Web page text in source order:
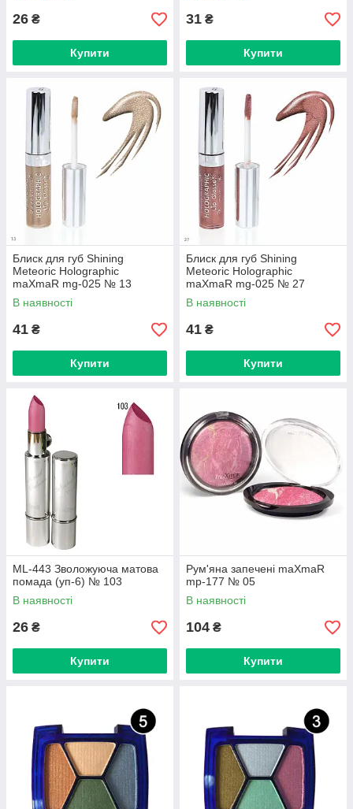
26 ₴
Купити
31 ₴
Купити
Блиск для губ Shining
Meteoric Holographic
maXmaR mg-025 № 13
В наявності
41 ₴
Купити
Блиск для губ Shining
Meteoric Holographic
maXmaR mg-025 № 27
В наявності
41 ₴
Купити
ML-443 Зволожуюча матова
помада (уп-6) № 103
В наявності
26 ₴
Купити
Рум'яна запечені maXmaR
mp-177 № 05
В наявності
104 ₴
Купити